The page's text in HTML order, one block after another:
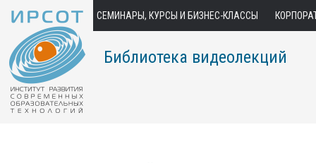
СЕМИНАРЫ, КУРСЫ И БИЗНЕС-КЛАССЫ
Библиотека видеолекций